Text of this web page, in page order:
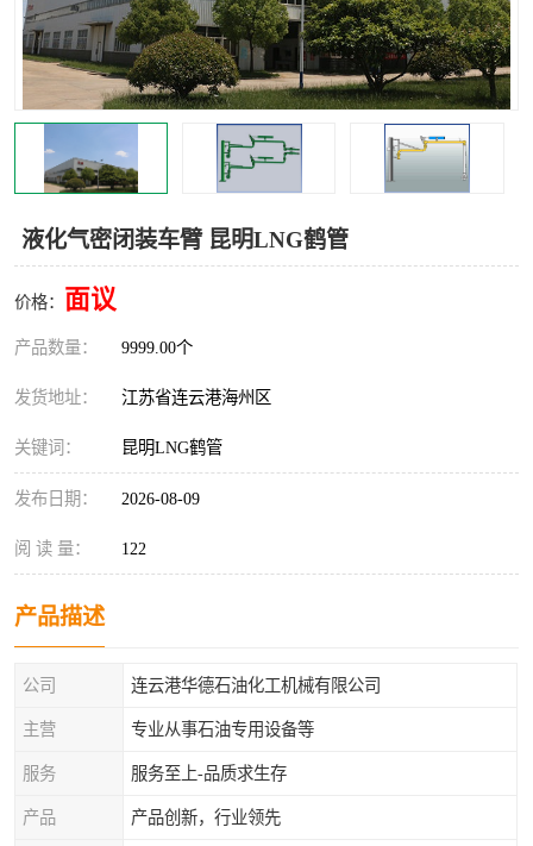
液化气密闭装车臂 昆明LNG鹤管
价格： 面议
产品数量： 9999.00个
发货地址： 江苏省连云港海州区
关键词： 昆明LNG鹤管
发布日期： 2026-08-09
阅 读 量： 122
产品描述
公司 连云港华德石油化工机械有限公司
主营 专业从事石油专用设备等
服务 服务至上-品质求生存
产品 产品创新，行业领先
汽车鹤管 顶部鹤管
底部鹤管 低温鹤管
浮动出油装置 鹤管